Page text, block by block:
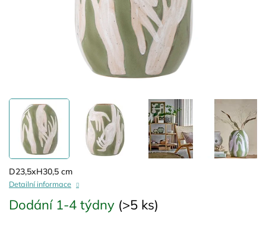
Dodání 1-4 týdny (>5 ks)
D23,5xH30,5 cm
Detailní informace